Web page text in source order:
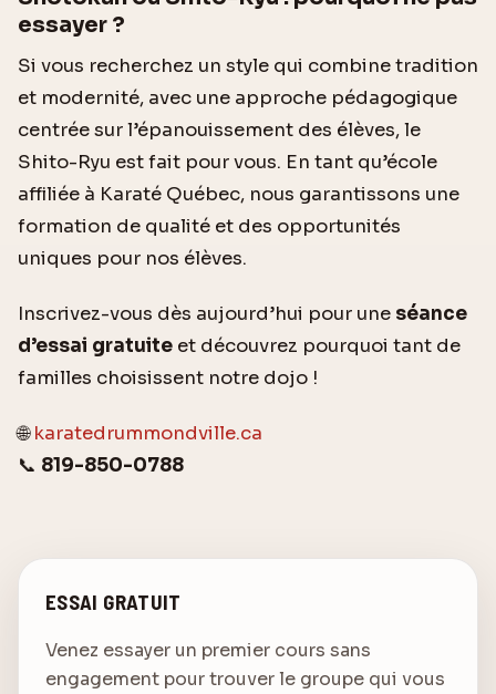
essayer ?
Si vous recherchez un style qui combine tradition
et modernité, avec une approche pédagogique
centrée sur l’épanouissement des élèves, le
Shito-Ryu est fait pour vous. En tant qu’école
affiliée à Karaté Québec, nous garantissons une
formation de qualité et des opportunités
uniques pour nos élèves.
Inscrivez-vous dès aujourd’hui pour une séance
d’essai gratuite et découvrez pourquoi tant de
familles choisissent notre dojo !
🌐karatedrummondville.ca
📞 819-850-0788
ESSAI GRATUIT
Venez essayer un premier cours sans
engagement pour trouver le groupe qui vous